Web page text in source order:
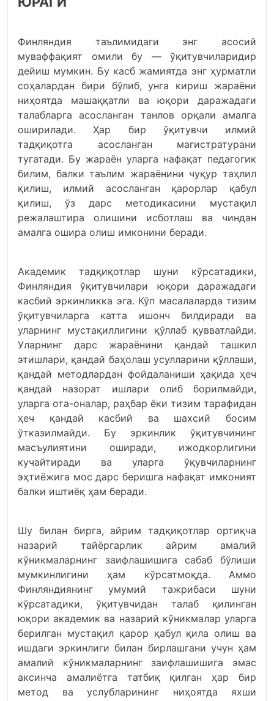
Финляндия таълимидаги энг асосий
муваффақият омили бу — ўқитувчиларидир
дейиш мумкин. Бу касб жамиятда энг ҳурматли
соҳалардан бири бўлиб, унга кириш жараёни
ниҳоятда машаққатли ва юқори даражадаги
талабларга асосланган танлов орқали амалга
оширилади. Ҳар бир ўқитувчи илмий
тадқиқотга асосланган магистратурани
тугатади. Бу жараён уларга нафақат педагогик
билим, балки таълим жараёнини чуқур таҳлил
қилиш, илмий асосланган қарорлар қабул
қилиш, ўз дарс методикасини мустақил
режалаштира олишини исботлаш ва чиндан
амалга ошира олиш имконини беради.
Академик тадқиқотлар шуни кўрсатадики,
Финляндия ўқитувчилари юқори даражадаги
касбий эркинликка эга. Кўп масалаларда тизим
ўқитувчиларга катта ишонч билдиради ва
уларнинг мустақиллигини қўллаб қувватлайди.
Уларнинг дарс жараёнини қандай ташкил
этишлари, қандай баҳолаш усулларини қўллаши,
қандай методлардан фойдаланиши ҳақида ҳеч
қандай назорат ишлари олиб борилмайди,
уларга ота-оналар, раҳбар ёки тизим тарафидан
ҳеч қандай касбий ва шахсий босим
ўтказилмайди. Бу эркинлик ўқитувчининг
масъулиятини оширади, ижодкорлигини
кучайтиради ва уларга ўқувчиларнинг
эҳтиёжига мос дарс беришга нафақат имконият
балки иштиёқ ҳам беради.
Шу билан бирга, айрим тадқиқотлар ортиқча
назарий тайёргарлик айрим амалий
кўникмаларнинг заифлашишига сабаб бўлиши
мумкинлигини ҳам кўрсатмоқда. Аммо
Финляндиянинг умумий тажрибаси шуни
кўрсатадики, ўқитувчидан талаб қилинган
юқори академик ва назарий кўникмалар уларга
берилган мустақил қарор қабул қила олиш ва
ишдаги эркинлиги билан бирлашгани учун ҳам
амалий кўникмаларнинг заифлашишига эмас
аксинча амалиётга татбиқ қилган ҳар бир
метод ва услубларининг ниҳоятда яхши